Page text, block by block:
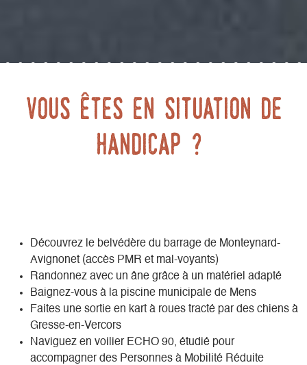
Vous êtes en situation de
handicap ?
Découvrez le belvédère du barrage de Monteynard-
Avignonet (accès PMR et mal-voyants)
Randonnez avec un âne grâce à un matériel adapté
Baignez-vous à la piscine municipale de Mens
Faites une sortie en kart à roues tracté par des chiens à
Gresse-en-Vercors
Naviguez en voilier ECHO 90, étudié pour
accompagner des Personnes à Mobilité Réduite